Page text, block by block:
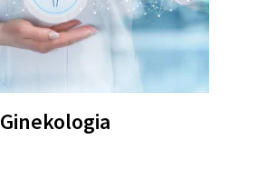
Ginekologia